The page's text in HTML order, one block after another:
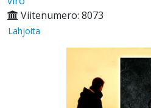
Viitenumero: 8073
Lahjoita